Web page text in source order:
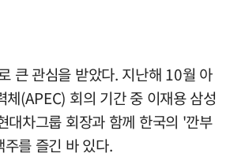
큰 관심을 받았다. 지난해 10월 아
체(APEC) 회의 기간 중 이재용 삼성
대차그룹 회장과 함께 한국의 '깐부
를 즐긴 바 있다.